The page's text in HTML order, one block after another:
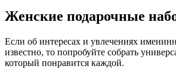
Женские подарочные
Если об интересах и увлечениях
известно, то попробуйте собрать
который понравится каждой.